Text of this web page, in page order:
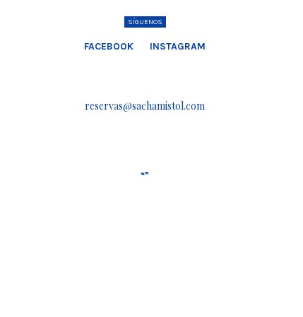
SÍGUENOS
FACEBOOK INSTAGRAM
reservas@sachamistol.com
“”